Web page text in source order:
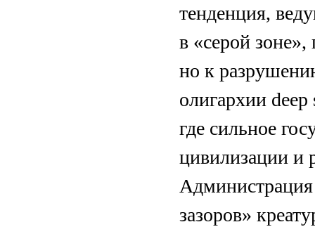
тенденция,
в «серой
но к
олигархии
где сильное
цивилизации и
зазоров»